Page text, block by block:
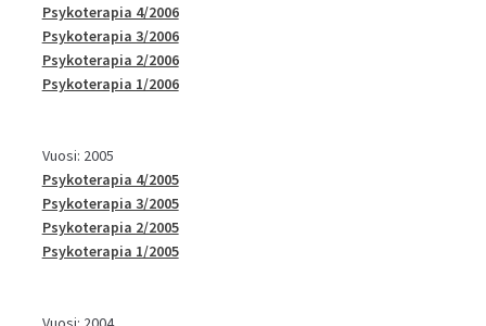
Psykoterapia 4/2006
Psykoterapia 3/2006
Psykoterapia 2/2006
Psykoterapia 1/2006
Vuosi: 2005
Psykoterapia 4/2005
Psykoterapia 3/2005
Psykoterapia 2/2005
Psykoterapia 1/2005